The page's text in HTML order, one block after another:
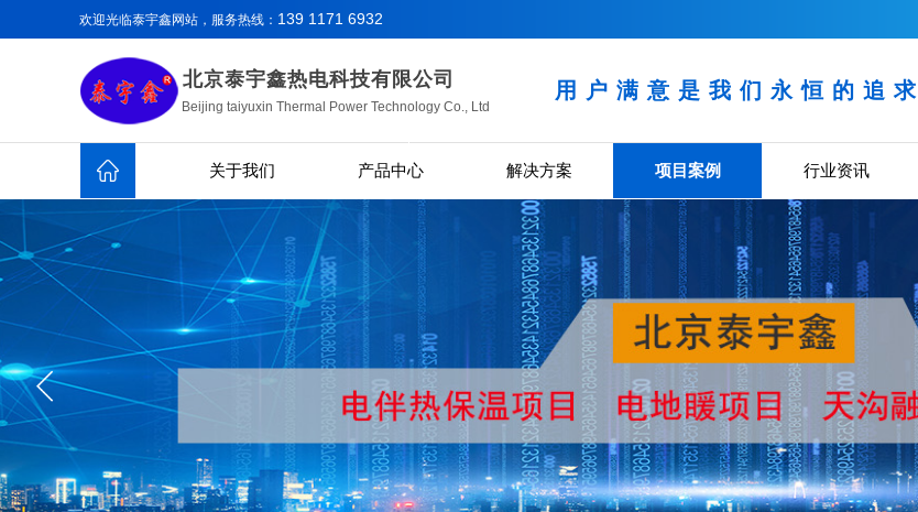
欢迎光临泰宇鑫 网站，服务热线： 139 1171 6932
北京泰宇鑫热电科技有限公司
Beijing taiyuxin Thermal Power Technology Co., Ltd
用户满意是我们永恒的追求
关于我们 产品中心 解决方案 项目案例 行业资讯